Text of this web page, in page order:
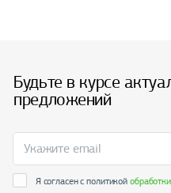
Будьте в курсе
предложений
Я согласен с политикой